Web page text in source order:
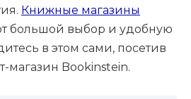
Книжные магазины
большой выбор и удобную
в этом сами, посетив
магазин Bookinstein.